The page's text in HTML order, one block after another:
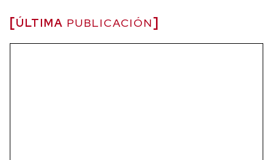
ÚLTIMA PUBLICACIÓN